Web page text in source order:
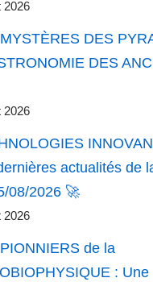
2026
DES
DES
2026
actualités de
08/2026 🚀
2026
de la
: Une